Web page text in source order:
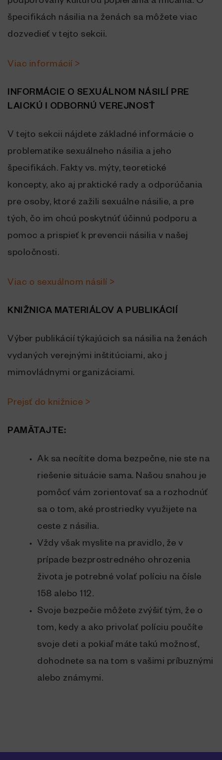
špecifikách násilia na ženách sa môžete viac
dozvedieť v tejto sekcii.
Viac informácií >
INFORMÁCIE O SEXUÁLNOM NÁSILÍ PRE
LAICKÚ I ODBORNÚ VEREJNOSŤ
V tejto sekcii nájdete základné informácie o
problematike sexuálneho násilia a jeho
špecifikách. Fakty vs. mýty, teoretické
koncepty, ako aj praktické rady a odporúčania
pre osoby, ktoré zažili sexuálne násilie, a pre
tých, čo im chcú poskytnúť účinnú podporu a
pomoc a prispieť k prevencii násilia v našej
spoločnosti.
Viac o sexuálnom násilí >
KNIŽNICA MATERIÁLOV A PUBLIKÁCIÍ
Výber publikácií týkajúcich sa násilia na ženách
vydaných verejnými inštitúciami, ako j
mimovládnymi organizáciami.
Prejsť do knižnice >
PAMÄTAJTE:
Ak sa necítite doma bezpečne, nie ste na
riešenie situácie sama. Našou snahou je
pomôcť vám zorientovať sa a rozhodnúť
sa o tom, aké prostriedky využijete na
ceste z násilia.
Vždy však myslite na pravidlo, že v
prípade bezprostredného ohrozenia
života je potrebné volať políciu na čísle
158 alebo 112.
Svoje bezpečie môžete zvýšiť tým, že o
tom, kedy a ako privolať políciu poučíte
svoje deti a pokiaľ máte takú možnosť,
dohodnete sa na tom s vašimi príbuznými
alebo známymi.